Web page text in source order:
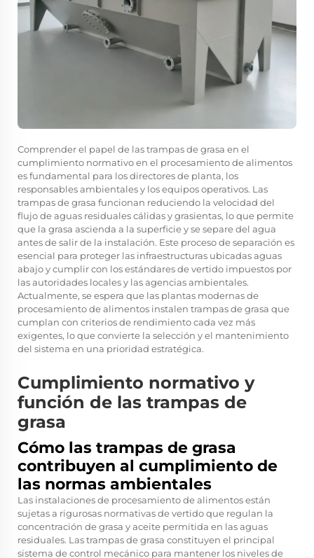
Comprender el papel de las trampas de grasa en el
cumplimiento normativo en el procesamiento de alimentos
es fundamental para los directores de planta, los
responsables ambientales y los equipos operativos. Las
trampas de grasa funcionan reduciendo la velocidad del
flujo de aguas residuales cálidas y grasientas, lo que permite
que la grasa ascienda a la superficie y se separe del agua
antes de salir de la instalación. Este proceso de separación es
esencial para proteger las infraestructuras ubicadas aguas
abajo y cumplir con los estándares de vertido impuestos por
las autoridades locales y las agencias ambientales.
Actualmente, se espera que las plantas modernas de
procesamiento de alimentos instalen trampas de grasa que
cumplan con criterios de rendimiento cada vez más
exigentes, lo que convierte la selección y el mantenimiento
del sistema en una prioridad estratégica.
Cumplimiento normativo y
función de las trampas de
grasa
Cómo las trampas de grasa
contribuyen al cumplimiento de
las normas ambientales
Las instalaciones de procesamiento de alimentos están
sujetas a rigurosas normativas de vertido que regulan la
concentración de grasa y aceite permitida en las aguas
residuales. Las trampas de grasa constituyen el principal
sistema de control mecánico para mantener los niveles de